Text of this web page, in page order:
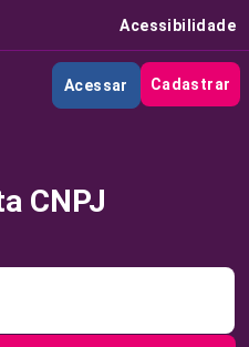
Acessibilidade
Acessar Cadastrar
CNPJ